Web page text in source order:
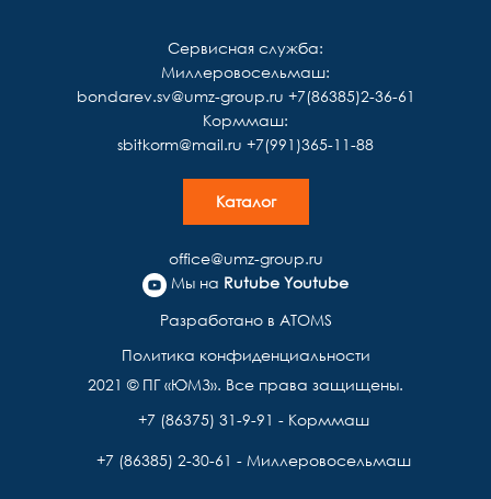
Сервисная служба:
Миллеровосельмаш:
bondarev.sv@umz-group.ru +7(86385)2-36-61
Корммаш:
sbitkorm@mail.ru +7(991)365-11-88
Каталог
office@umz-group.ru
Мы на Rutube Youtube
Разработано в ATOMS
Политика конфиденциальности
2021 © ПГ «ЮМЗ». Все права защищены.
+7 (86375) 31-9-91 - Корммаш
+7 (86385) 2-30-61 - Миллеровосельмаш